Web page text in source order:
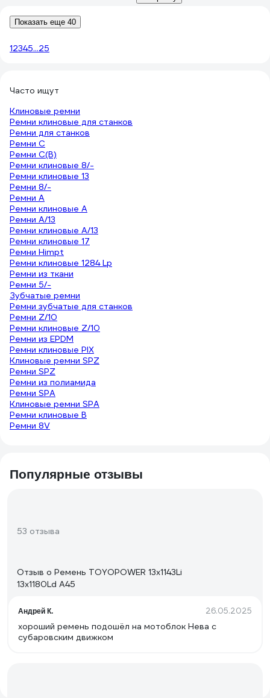
Показать еще 40
12345...25
Часто ищут
Клиновые ремни
Ремни клиновые для станков
Ремни для станков
Ремни C
Ремни C(В)
Ремни клиновые 8/-
Ремни клиновые 13
Ремни 8/-
Ремни A
Ремни клиновые A
Ремни A/13
Ремни клиновые A/13
Ремни клиновые 17
Ремни Himpt
Ремни клиновые 1284 Lp
Ремни из ткани
Ремни 5/-
Зубчатые ремни
Ремни зубчатые для станков
Ремни Z/10
Ремни клиновые Z/10
Ремни из EPDM
Ремни клиновые PIX
Клиновые ремни SPZ
Ремни SPZ
Ремни из полиамида
Ремни SPA
Клиновые ремни SPA
Ремни клиновые B
Ремни 8V
Популярные отзывы
53 отзыва
Отзыв о Ремень TOYOPOWER 13x1143Li
13x1180Ld A45
Андрей К. 26.05.2025
хороший ремень подошёл на мотоблок Нева с
субаровским движком